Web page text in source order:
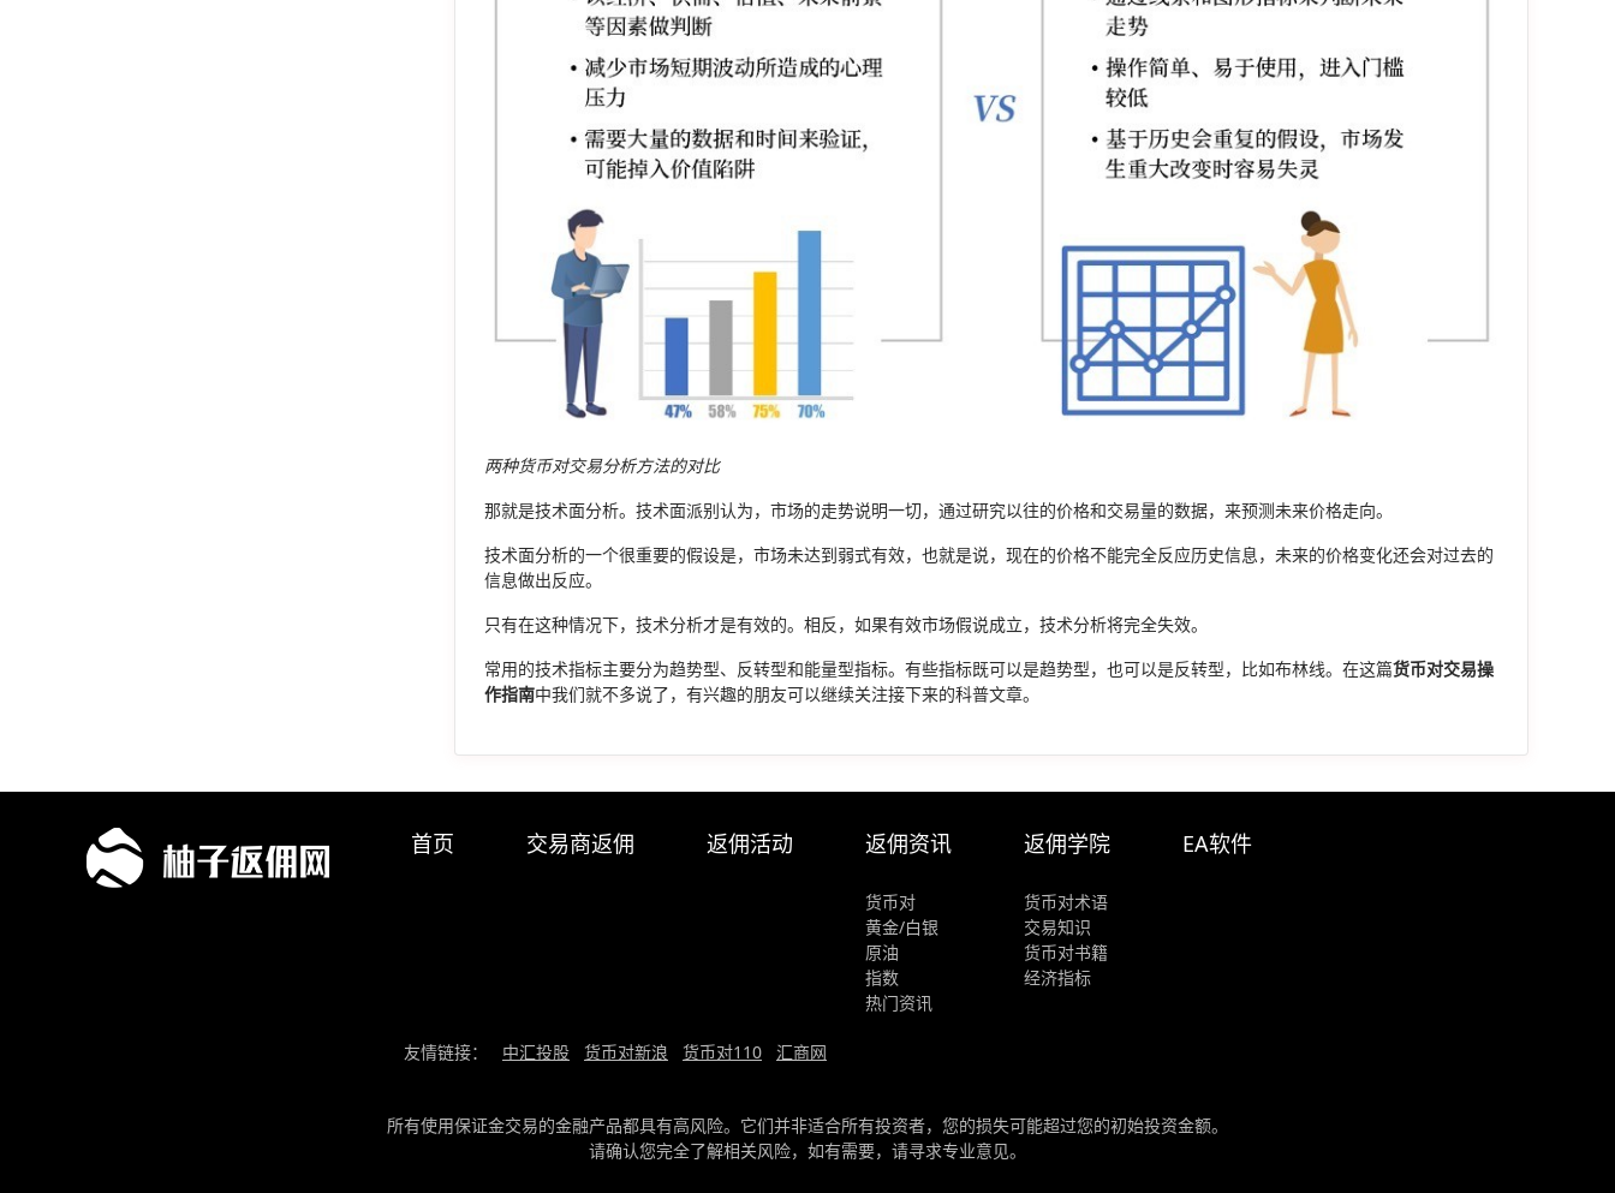
两种货币对交易分析方法的对比
那就是技术面分析。技术面派别认为，市场的走势说明一切，通过研究以往的价格和交易量的数据，来预测未来价格走向。
技术面分析的一个很重要的假设是，市场未达到弱式有效，也就是说，现在的价格不能完全反应历史信息，未来的价格变化还会对过去的
信息做出反应。
只有在这种情况下，技术分析才是有效的。相反，如果有效市场假说成立，技术分析将完全失效。
常用的技术指标主要分为趋势型、反转型和能量型指标。有些指标既可以是趋势型，也可以是反转型，比如布林线。在这篇货币对交易操
作指南中我们就不多说了，有兴趣的朋友可以继续关注接下来的科普文章。
首页 交易商返佣 返佣活动 返佣资讯
货币对
黄金/白银
原油
指数
热门资讯
返佣学院
货币对术语
交易知识
货币对书籍
经济指标
EA软件
友情链接： 中汇投股 货币对新浪 货币对110 汇商网
所有使用保证金交易的金融产品都具有高风险。它们并非适合所有投资者，您的损失可能超过您的初始投资金额。
请确认您完全了解相关风险，如有需要，请寻求专业意见。